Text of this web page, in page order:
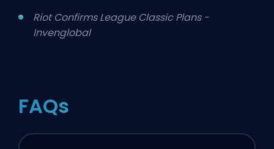
Riot Confirms League Classic Plans -
Invenglobal
FAQs